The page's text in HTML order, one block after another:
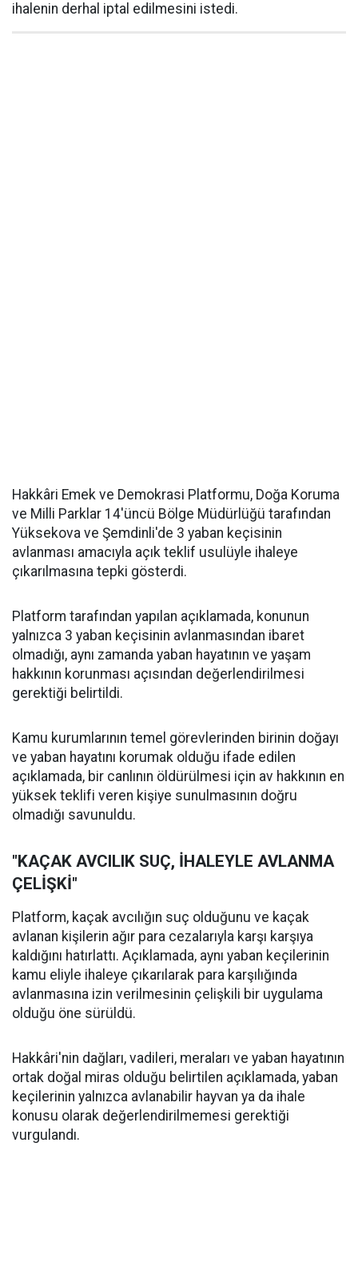
ihalenin derhal iptal edilmesini istedi.
Hakkâri Emek ve Demokrasi Platformu, Doğa Koruma
ve Milli Parklar 14'üncü Bölge Müdürlüğü tarafından
Yüksekova ve Şemdinli'de 3 yaban keçisinin
avlanması amacıyla açık teklif usulüyle ihaleye
çıkarılmasına tepki gösterdi.
Platform tarafından yapılan açıklamada, konunun
yalnızca 3 yaban keçisinin avlanmasından ibaret
olmadığı, aynı zamanda yaban hayatının ve yaşam
hakkının korunması açısından değerlendirilmesi
gerektiği belirtildi.
Kamu kurumlarının temel görevlerinden birinin doğayı
ve yaban hayatını korumak olduğu ifade edilen
açıklamada, bir canlının öldürülmesi için av hakkının en
yüksek teklifi veren kişiye sunulmasının doğru
olmadığı savunuldu.
"KAÇAK AVCILIK SUÇ, İHALEYLE AVLANMA
ÇELİŞKİ"
Platform, kaçak avcılığın suç olduğunu ve kaçak
avlanan kişilerin ağır para cezalarıyla karşı karşıya
kaldığını hatırlattı. Açıklamada, aynı yaban keçilerinin
kamu eliyle ihaleye çıkarılarak para karşılığında
avlanmasına izin verilmesinin çelişkili bir uygulama
olduğu öne sürüldü.
Hakkâri'nin dağları, vadileri, meraları ve yaban hayatının
ortak doğal miras olduğu belirtilen açıklamada, yaban
keçilerinin yalnızca avlanabilir hayvan ya da ihale
konusu olarak değerlendirilmemesi gerektiği
vurgulandı.